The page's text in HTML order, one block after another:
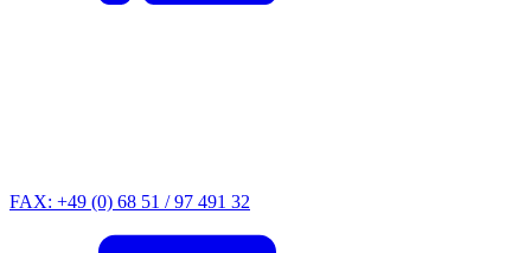
FAX: +49 (0) 68 51 / 97 491 32